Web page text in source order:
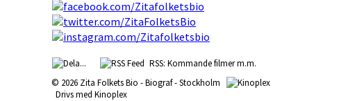
RSS: Kommande filmer m.m.
© 2026 Zita Folkets Bio - Biograf - Stockholm
Drivs med Kinoplex